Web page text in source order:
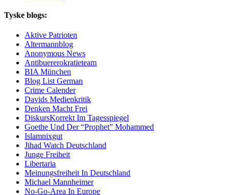
Tyske blogs:
Aktive Patrioten
Altermannblog
Anonymous News
Antibuererokratieteam
BIA München
Blog List German
Crime Calender
Davids Medienkritik
Denken Macht Frei
DiskursKorrekt Im Tagesspiegel
Goethe Und Der “Prophet” Mohammed
Islamnixgut
Jihad Watch Deutschland
Junge Freiheit
Libertaria
Meinungsfreiheit In Deutschland
Michael Mannheimer
No-Go-Area In Europe